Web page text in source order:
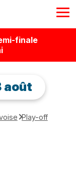
finale
août
Play-off